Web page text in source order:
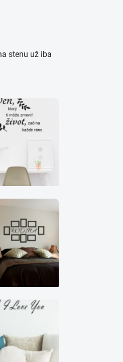
stenu už iba